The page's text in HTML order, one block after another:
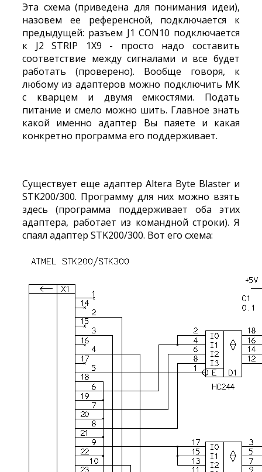
Эта схема (приведена для понимания идеи),
назовем ее референсной, подключается к
предыдущей: разъем J1 CON10 подключается
к J2 STRIP 1X9 - просто надо составить
соответствие между сигналами и все будет
работать (проверено). Вообще говоря, к
любому из адаптеров можно подключить МК
с кварцем и двумя емкостями. Подать
питание и смело можно шить. Главное знать
какой именно адаптер Вы паяете и какая
конкретно программа его поддерживает.
Существует еще адаптер Altera Byte Blaster и
STK200/300. Программу для них можно взять
здесь (программа поддерживает оба этих
адаптера, работает из командной строки). Я
спаял адаптер STK200/300. Вот его схема: